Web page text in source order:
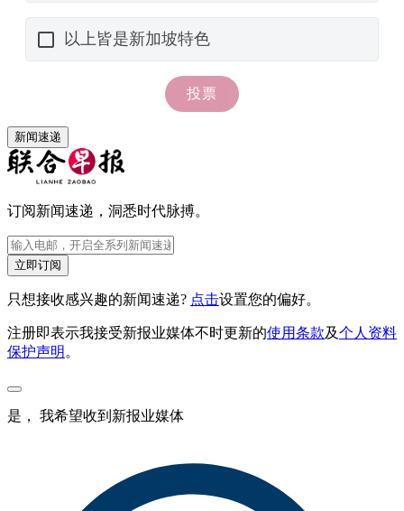
新闻速递
订阅新闻速递，洞悉时代脉搏。
立即订阅
只想接收感兴趣的新闻速递? 点击设置您的偏好。
注册即表示我接受新报业媒体不时更新的使用条款及个人资料
保护声明 。
是， 我希望收到新报业媒体